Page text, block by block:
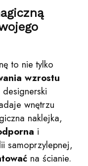
to nie tylko
wzrostu
wnętrzu
naklejka,
i
samoprzylepnej,
na ścianie.